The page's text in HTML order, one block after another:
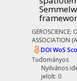
GEROSCIENCE:
ASSOCIATION
DOIWoS
Tudományos
Nyilvános
jelölt: 0